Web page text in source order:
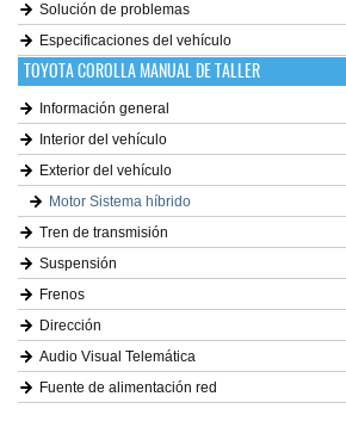
Solución de problemas
Especificaciones del vehículo
TOYOTA COROLLA MANUAL DE TALLER
Información general
Interior del vehículo
Exterior del vehículo
Motor Sistema híbrido
Tren de transmisión
Suspensión
Frenos
Dirección
Audio Visual Telemática
Fuente de alimentación red